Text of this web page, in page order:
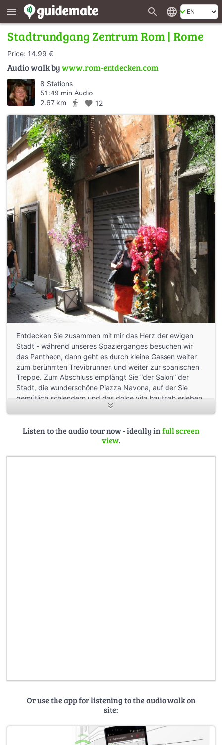
menu search language
Stadtrundgang Zentrum Rom | Rome
Price: 14.99 €
Audio walk bywww.rom-entdecken.com
8 Stations
51:49 min Audio
2.67 km
directions_walk favorite 12
Entdecken Sie zusammen mit mir das Herz der ewigen
Stadt - während unseres Spazierganges besuchen wir
das Pantheon, dann geht es durch kleine Gassen weiter
zum berühmten Trevibrunnen und weiter zur spanischen
Treppe. Zum Abschluss empfängt Sie “der Salon” der
Stadt, die wunderschöne Piazza Navona, auf der Sie
gemütlich schlendern und das dolce vita hautnah erleben
können. Viel Spaß und arrivederci a Roma, Ihre guida Dr.
Listen to the audio tour now - ideally infull screen
view.
Or use the app for listening to the audio walk on
site: